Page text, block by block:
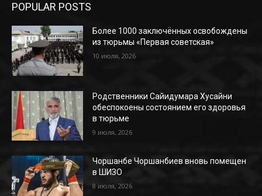
POPULAR POSTS
Более 1000 заключённых освобождены
из тюрьмы «Первая советская»
10 июля, 2026
Родственники Сайидумара Хусайни
обеспокоены состоянием его здоровья
в тюрьме
9 июля, 2026
Чоршанбе Чоршанбиев вновь помещен
в ШИЗО
8 июля, 2026